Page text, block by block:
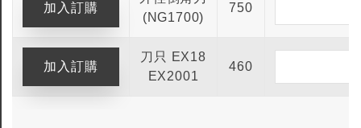
(NG1700)
750
刀只 EX18
EX2001
460